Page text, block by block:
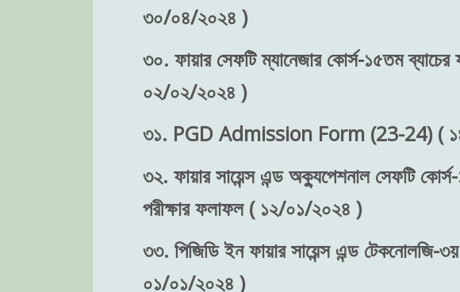
৩০/০৪/২০২৪ )
৩০. ফায়ার সেফটি ম্যানেজার কোর্স-১৫তম
০২/০২/২০২৪ )
৩১. PGD Admission Form (23-24) (
৩২. ফায়ার সায়েন্স এন্ড অক্যুপেশনাল সেফটি
পরীক্ষার ফলাফল ( ১২/০১/২০২৪ )
৩৩. পিজিডি ইন ফায়ার সায়েন্স এন্ড টেকনোলজি-
০১/০১/২০২৪ )